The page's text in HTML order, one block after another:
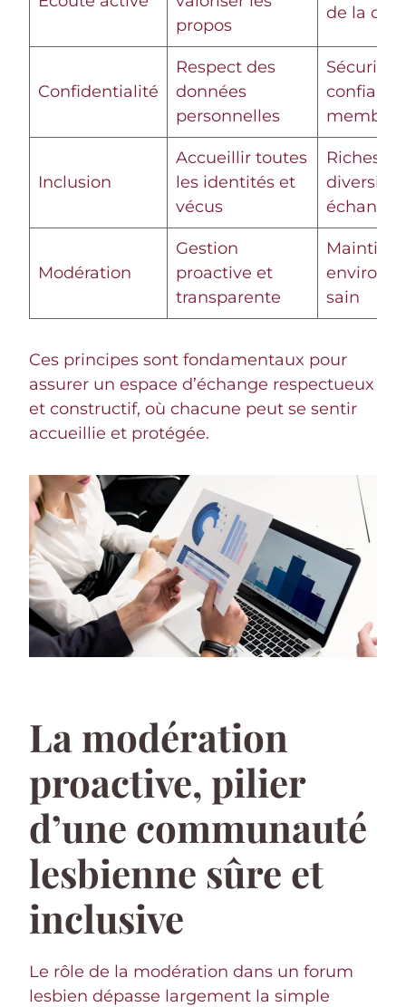
propos
de la
Confidentialité
Respect des
données
personnelles
Sécurité
membres
Inclusion
Accueillir toutes
les identités et
vécus
Richesse
diversité
échanges
Modération
Gestion
proactive et
transparente
Maintien
sain
Ces principes sont fondamentaux pour
assurer un espace d’échange respectueux
et constructif, où chacune peut se sentir
accueillie et protégée.
La modération
proactive, pilier
d’une communauté
lesbienne sûre et
inclusive
Le rôle de la modération dans un forum
lesbien dépasse largement la simple